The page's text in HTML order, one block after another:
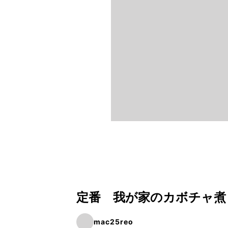
定番 我が家のカボチャ煮
mac25reo